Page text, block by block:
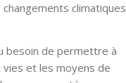
climatiques
besoin de permettre à
et les moyens de